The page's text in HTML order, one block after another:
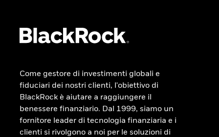
Come gestore di investimenti globali e
fiduciari dei nostri clienti, l'obiettivo di
BlackRock è aiutare a raggiungere il
benessere finanziario. Dal 1999, siamo un
fornitore leader di tecnologia finanziaria e i
clienti si rivolgono a noi per le soluzioni di